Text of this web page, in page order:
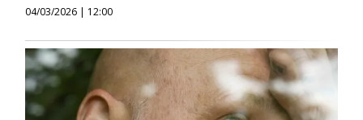
04/03/2026 | 12:00